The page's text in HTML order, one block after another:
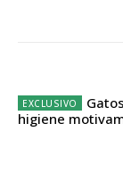
higiene